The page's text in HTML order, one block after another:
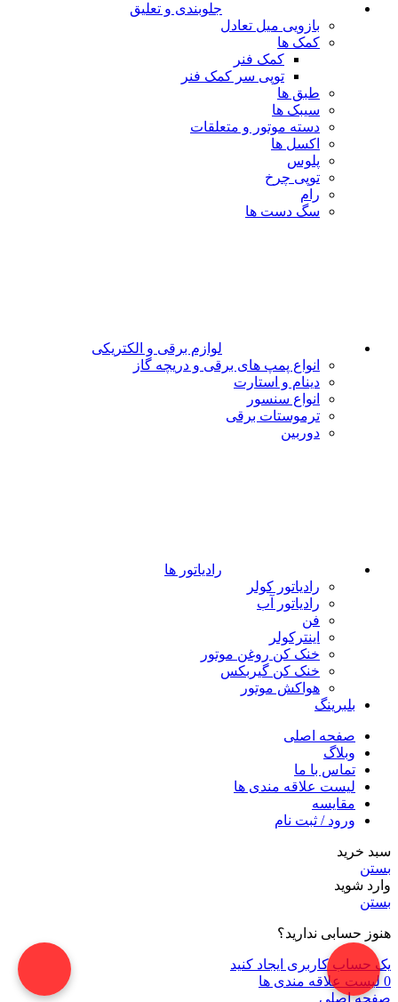
جلوبندی و تعلیق
بازویی میل تعادل
کمک ها
کمک فنر
توپی سر کمک فنر
طبق ها
سیبک ها
دسته موتور و متعلقات
اکسل ها
پلوس
توپی چرخ
رام
سگ دست ها
لوازم برقی و الکتریکی
انواع پمپ های برقی و دریچه گاز
دینام و استارت
انواع سنسور
ترموستات برقی
دوربین
رادیاتور ها
رادیاتور کولر
رادیاتور آب
فن
اینترکولر
خنک کن روغن موتور
خنک کن گیربکس
هواکش موتور
بلبرینگ
صفحه اصلی
وبلاگ
تماس با ما
لیست علاقه مندی ها
مقایسه
ورود / ثبت نام
سبد خرید
بستن
وارد شوید
بستن
هنوز حسابی ندارید؟
یک حساب کاربری ایجاد کنید
0 لیست علاقه مندی ها
صفحه اصلی